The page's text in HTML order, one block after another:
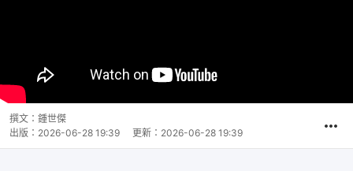
撰文： 鍾世傑
出版： 2026-06-28 19:39 更新： 2026-06-28 19:39